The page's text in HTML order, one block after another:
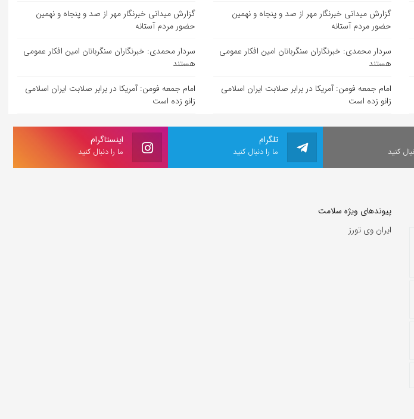
گزارش میدانی خبرنگار مهر از صد و پنجاه و نهمین
حضور مردم آستانه
سردار محمدی: خبرنگاران سنگربانان امین افکار عمومی
هستند
امام جمعه فومن: آمریکا در برابر صلابت ایران اسلامی
زانو زده است
گزارش میدانی خبرنگار مهر از صد و پنجاه و نهمین
حضور مردم آستانه
سردار محمدی: خبرنگاران سنگربانان امین افکار عمومی
هستند
امام جمعه فومن: آمریکا در برابر صلابت ایران اسلامی
زانو زده است
اینستاگرام
ما را دنبال کنید
تلگرام
ما را دنبال کنید کنید
پیوندهای ویژه سلامت
ایران وی تورز